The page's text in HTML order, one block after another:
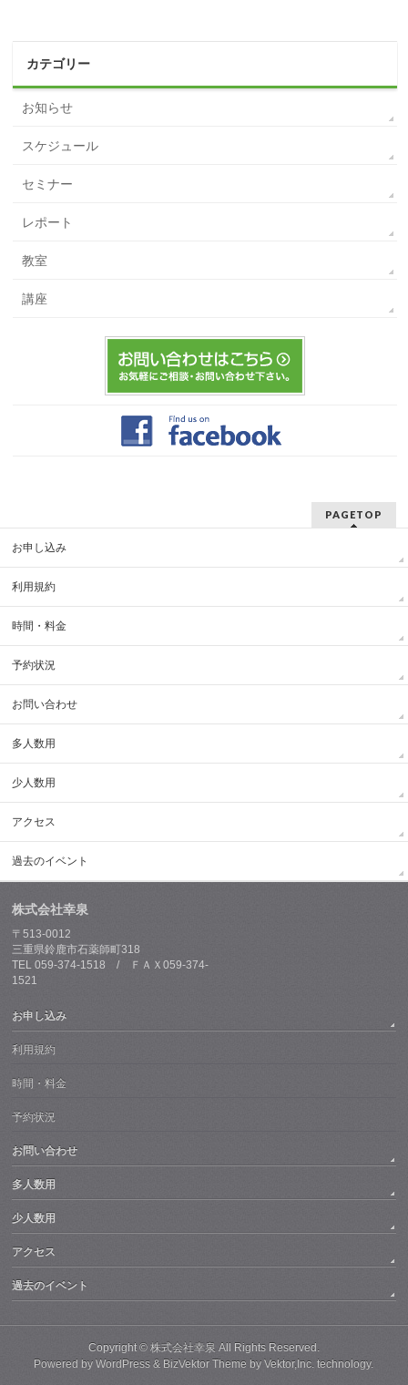
カテゴリー
お知らせ
スケジュール
セミナー
レポート
教室
講座
PAGETOP
お申し込み
利用規約
時間・料金
予約状況
お問い合わせ
多人数用
少人数用
アクセス
過去のイベント
株式会社幸泉
〒513-0012
三重県鈴鹿市石薬師町318
TEL 059-374-1518 / ＦＡＸ059-374-
1521
お申し込み
利用規約
時間・料金
予約状況
お問い合わせ
多人数用
少人数用
アクセス
過去のイベント
Copyright © 株式会社幸泉 All Rights Reserved.
Powered byWordPress & BizVektor Theme byVektor,Inc. technology.